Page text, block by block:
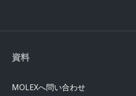
資料
MOLEXへ問い合わせ